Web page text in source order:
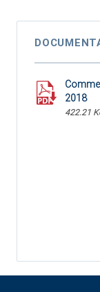
2018
422.21